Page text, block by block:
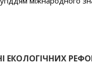
ЕКОЛОГІЧНИХ